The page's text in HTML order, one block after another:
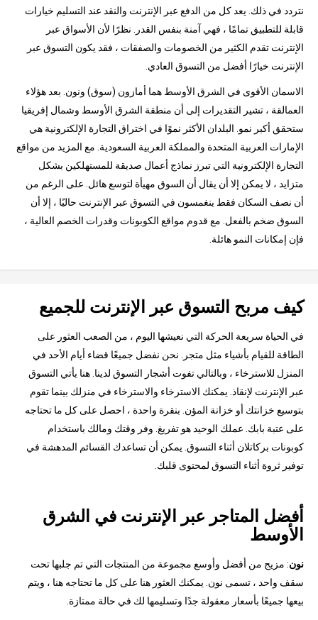
نتردد في ذلك. يعد كل من الدفع عبر الإنترنت والنقد عند التسليم خيارات
قابلة للتطبيق تمامًا ، فهي آمنة بنفس القدر. نظرًا لأن الأسواق عبر
الإنترنت تقدم الكثير من الخصومات والصفقات ، فقد يكون التسوق عبر
الإنترنت خيارًا أفضل من التسوق العادي.
الاسمان الأقوى في الشرق الأوسط هما أمازون (سوق) ونون. بعد هؤلاء
العمالقة ، تشير التقديرات إلى أن منطقة الشرق الأوسط وشمال إفريقيا
ستحقق أكبر نمو. البلدان الأكثر نموًا في اختراق التجارة الإلكترونية هي
الإمارات العربية المتحدة والمملكة العربية السعودية. مع المزيد من مواقع
التجارة الإلكترونية التي تبرز نماذج أعمال صديقة للمستهلكين بشكل
متزايد ، لا يمكن إلا أن يقال أن السوق مهيأة لتوسع هائل. على الرغم من
أن نصف السكان فقط ينغمسون في التسوق عبر الإنترنت حاليًا ، إلا أن
السوق ضخم بالفعل. مع قدوم مواقع الكوبونات وقدرات الخصم العالية ،
فإن إمكانات النمو هائلة.
كيف مربح التسوق عبر الإنترنت للجميع
في الحياة سريعة الحركة التي نعيشها اليوم ، من الصعب العثور على
الطاقة للقيام بأشياء مثل متجر. نحن نفضل جميعًا قضاء أيام الأحد في
المنزل للاسترخاء ، وبالتالي تفوت أشجار التسوق لدينا. هنا يأتي التسوق
عبر الإنترنت لإنقاذ. يمكنك الاسترخاء والاسترخاء في منزلك بينما تقوم
بتوسيع خزانتك أو خزانة المؤن. بنقرة واحدة ، احصل على كل ما تحتاجه
على عتبة بابك. عملك الوحيد هو تفريغ. وفر وقتك ومالك باستخدام
كوبونات بركاتلان أثناء التسوق. يمكن أن تساعدك القسائم المدهشة في
توفير ثروة أثناء التسوق لمحتوى قلبك.
أفضل المتاجر عبر الإنترنت في الشرق
الأوسط
نون: مزيج من أفضل وأوسع مجموعة من المنتجات التي تم جلبها تحت
سقف واحد ، تسمى نون. يمكنك العثور هنا على كل ما تحتاجه هنا ، ويتم
بيعها جميعًا بأسعار معقولة جدًا وتسليمها لك في حالة ممتازة.